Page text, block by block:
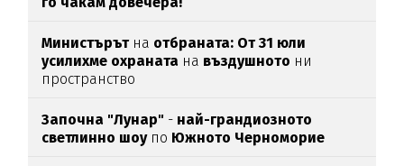
Министърътна отбраната: От 31 юли
усилихме охраната на въздушното ни
пространство
Започна "Лунар" - най-грандиозното
светлинно шоупо Южното Черноморие